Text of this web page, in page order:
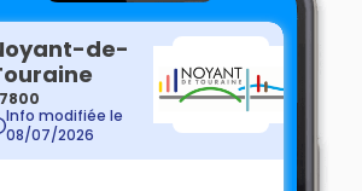
de-
Info modifiée le
08/07/2026